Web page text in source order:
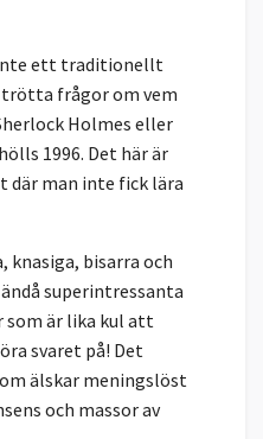
ett traditionellt
frågor om vem
Holmes eller
1996. Det här är
man inte fick lära
knasiga, bisarra och
superintressanta
som är lika kul att
svaret på! Det
älskar meningslöst
och massor av